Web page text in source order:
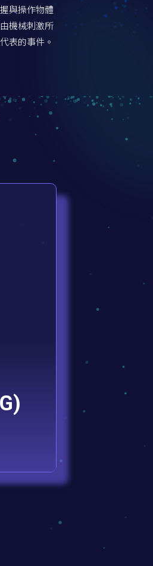
與操作物體
機械刺激所
表的事件。